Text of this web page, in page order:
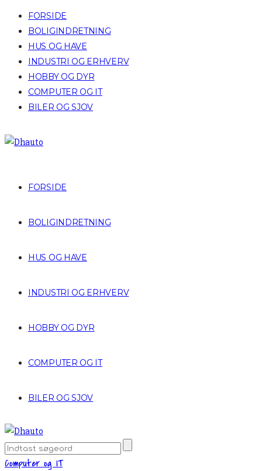
FORSIDE
BOLIGINDRETNING
HUS OG HAVE
INDUSTRI OG ERHVERV
HOBBY OG DYR
COMPUTER OG IT
BILER OG SJOV
FORSIDE
BOLIGINDRETNING
HUS OG HAVE
INDUSTRI OG ERHVERV
HOBBY OG DYR
COMPUTER OG IT
BILER OG SJOV
Computer og IT